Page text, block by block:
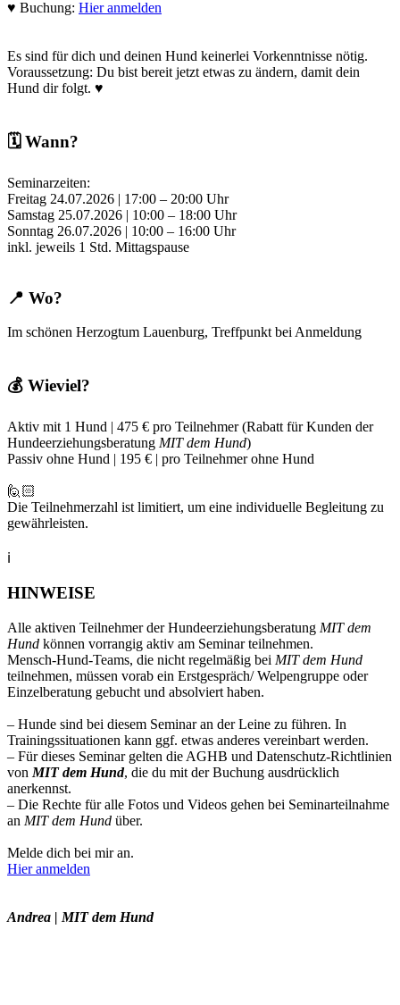
♥ Buchung: Hier anmelden
Es sind für dich und deinen Hund keinerlei Vorkenntnisse nötig.
Voraussetzung: Du bist bereit jetzt etwas zu ändern, damit dein
Hund dir folgt. ♥
🗓️ Wann?
Seminarzeiten:
Freitag 24.07.2026 | 17:00 – 20:00 Uhr
Samstag 25.07.2026 | 10:00 – 18:00 Uhr
Sonntag 26.07.2026 | 10:00 – 16:00 Uhr
inkl. jeweils 1 Std. Mittagspause
📍 Wo?
Im schönen Herzogtum Lauenburg, Treffpunkt bei Anmeldung
💰 Wieviel?
Aktiv mit 1 Hund | 475 € pro Teilnehmer (Rabatt für Kunden der
Hundeerziehungsberatung MIT dem Hund)
Passiv ohne Hund | 195 € | pro Teilnehmer ohne Hund
🙋🏻‍
Die Teilnehmerzahl ist limitiert, um eine individuelle Begleitung zu
gewährleisten.
ℹ
HINWEISE
Alle aktiven Teilnehmer der Hundeerziehungsberatung MIT dem
Hund können vorrangig aktiv am Seminar teilnehmen.
Mensch-Hund-Teams, die nicht regelmäßig bei MIT dem Hund
teilnehmen, müssen vorab ein Erstgespräch/ Welpengruppe oder
Einzelberatung gebucht und absolviert haben.
– Hunde sind bei diesem Seminar an der Leine zu führen. In
Trainingssituationen kann ggf. etwas anderes vereinbart werden.
– Für dieses Seminar gelten die AGHB und Datenschutz-Richtlinien
von MIT dem Hund, die du mit der Buchung ausdrücklich
anerkennst.
– Die Rechte für alle Fotos und Videos gehen bei Seminarteilnahme
an MIT dem Hund über.
Melde dich bei mir an.
Hier anmelden
Andrea | MIT dem Hund